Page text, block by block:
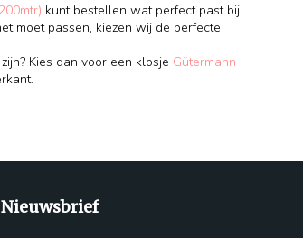
kunt bestellen wat perfect past bij
moet passen, kiezen wij de perfecte
Kies dan voor een klosje Gütermann
Nieuwsbrief